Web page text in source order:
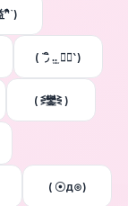
^ิ`)
( ΄◞ิ .̫.̫ ◟ิ‵)
( ⋚鑾⋛ )
( ☉д⊙)